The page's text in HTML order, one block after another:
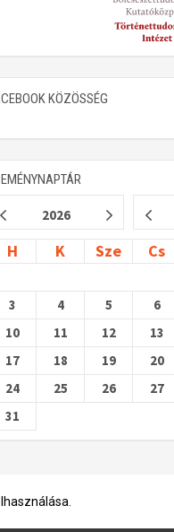
KÖZÖSSÉG
2026
H K Sze Cs
3
4 5 6
10
11 12 13
17
18 19 20
24
25 26 27
31